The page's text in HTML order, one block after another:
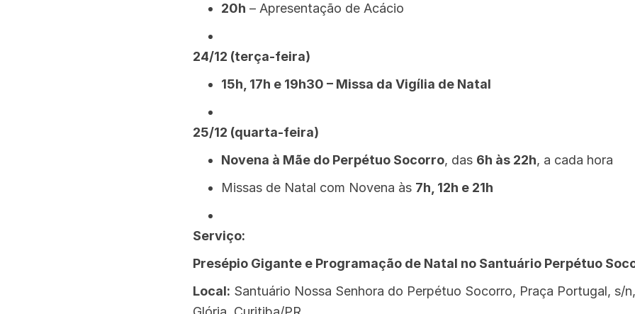
20h – Apresentação de Acácio
24/12 (terça-feira)
15h, 17h e 19h30 – Missa da Vigília de Natal
25/12 (quarta-feira)
Novena à Mãe do Perpétuo Socorro, das 6h às 22h, a cada hora
Missas de Natal com Novena às 7h, 12h e 21h
Serviço:
Presépio Gigante e Programação de Natal no Santuário Perpétuo
Local: Santuário Nossa Senhora do Perpétuo Socorro, Praça Portugal, s/